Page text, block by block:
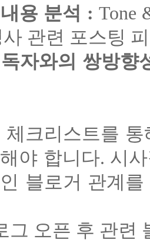
용 분석 : Tone
관련 포스팅
자와의 쌍방향
체크리스트를
야 합니다. 시
블로거 관계
그 오픈 후 관련